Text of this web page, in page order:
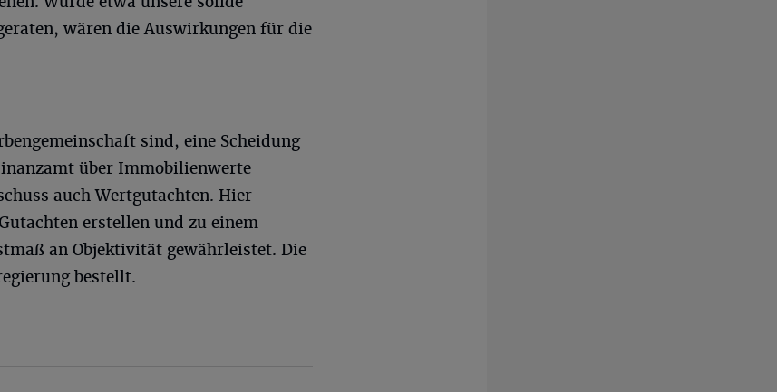
wären die Auswirkungen für die
sind, eine Scheidung
über Immobilienwerte
auch Wertgutachten. Hier
erstellen und zu einem
an Objektivität gewährleistet. Die
bestellt.